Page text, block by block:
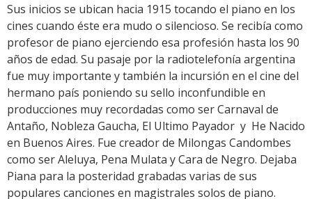
Sus inicios se ubican hacia 1915 tocando el piano en los
cines cuando éste era mudo o silencioso. Se recibía como
profesor de piano ejerciendo esa profesión hasta los 90
años de edad. Su pasaje por la radiotelefonía argentina
fue muy importante y también la incursión en el cine del
hermano país poniendo su sello inconfundible en
producciones muy recordadas como ser Carnaval de
Antaño, Nobleza Gaucha, El Ultimo Payador y He Nacido
en Buenos Aires. Fue creador de Milongas Candombes
como ser Aleluya, Pena Mulata y Cara de Negro. Dejaba
Piana para la posteridad grabadas varias de sus
populares canciones en magistrales solos de piano.